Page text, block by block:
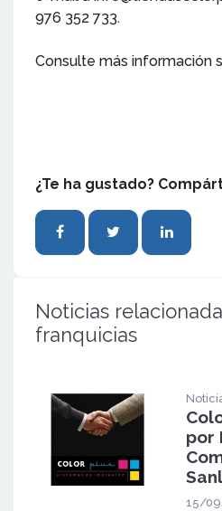
976 352 733.
Consulte más información
¿Te ha gustado?
Noticias
franquicias
por
15/